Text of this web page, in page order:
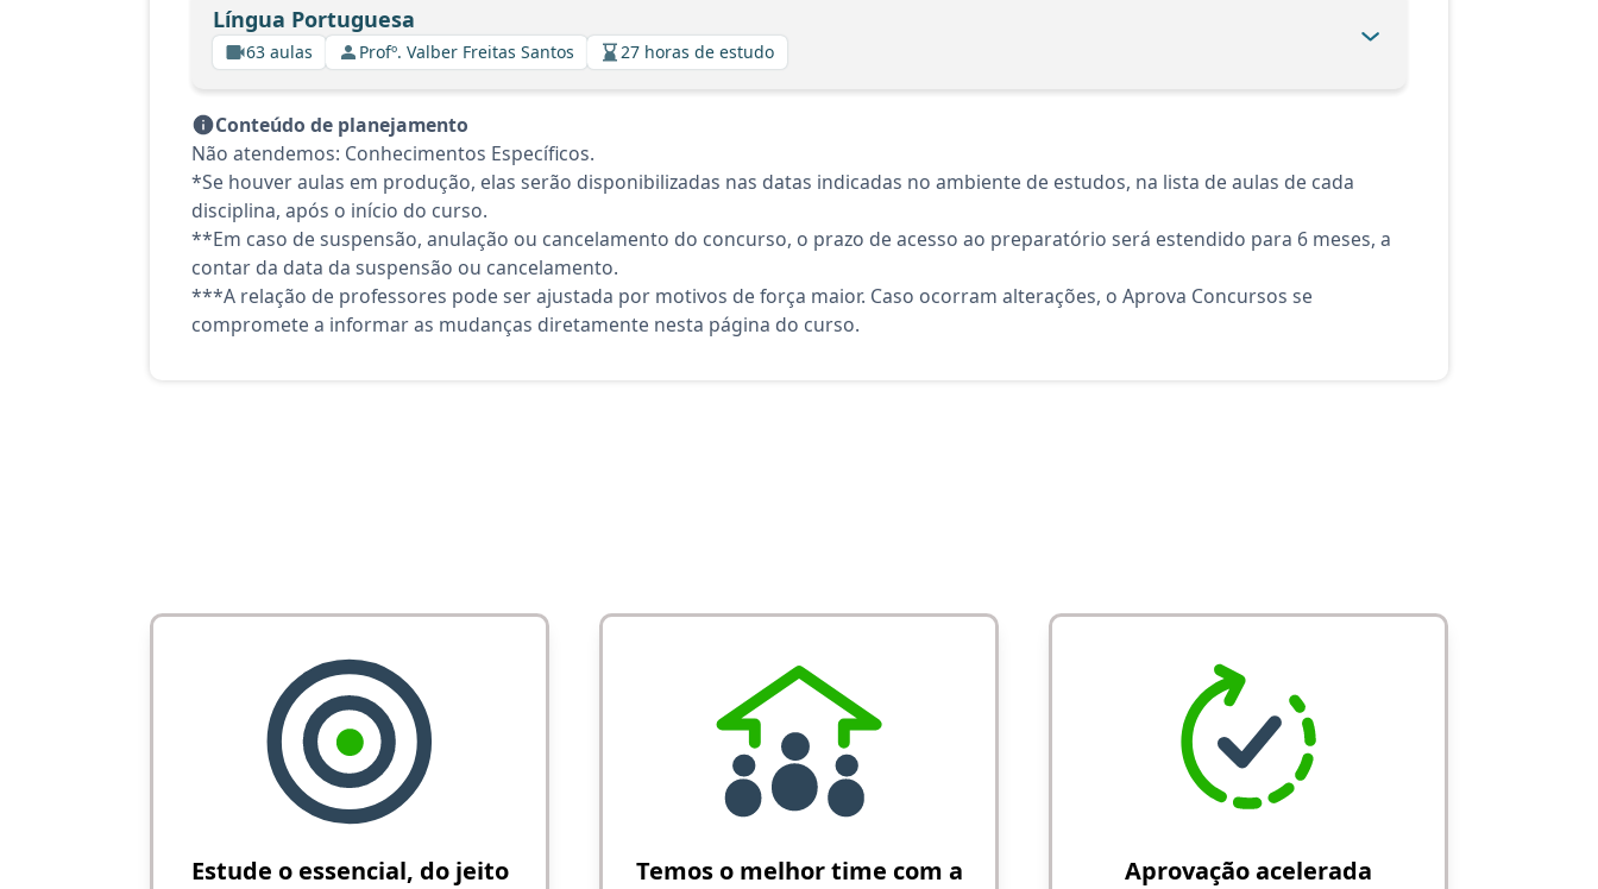
Língua Portuguesa
63 aulas Profº. Valber Freitas Santos 27 horas de estudo
Conteúdo de planejamento
Não atendemos: Conhecimentos Específicos.
*Se houver aulas em produção, elas serão disponibilizadas nas datas indicadas no ambiente de estudos, na lista de aulas de cada
disciplina, após o início do curso.
**Em caso de suspensão, anulação ou cancelamento do concurso, o prazo de acesso ao preparatório será estendido para 6 meses, a
contar da data da suspensão ou cancelamento.
***A relação de professores pode ser ajustada por motivos de força maior. Caso ocorram alterações, o Aprova Concursos se
compromete a informar as mudanças diretamente nesta página do curso.
Estude o essencial, do jeito
Temos o melhor time com a
Aprovação acelerada